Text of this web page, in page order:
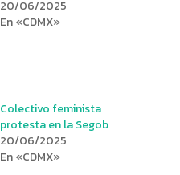
20/06/2025
En «CDMX»
Colectivo feminista
protesta en la Segob
20/06/2025
En «CDMX»